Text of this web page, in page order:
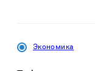
Экономика